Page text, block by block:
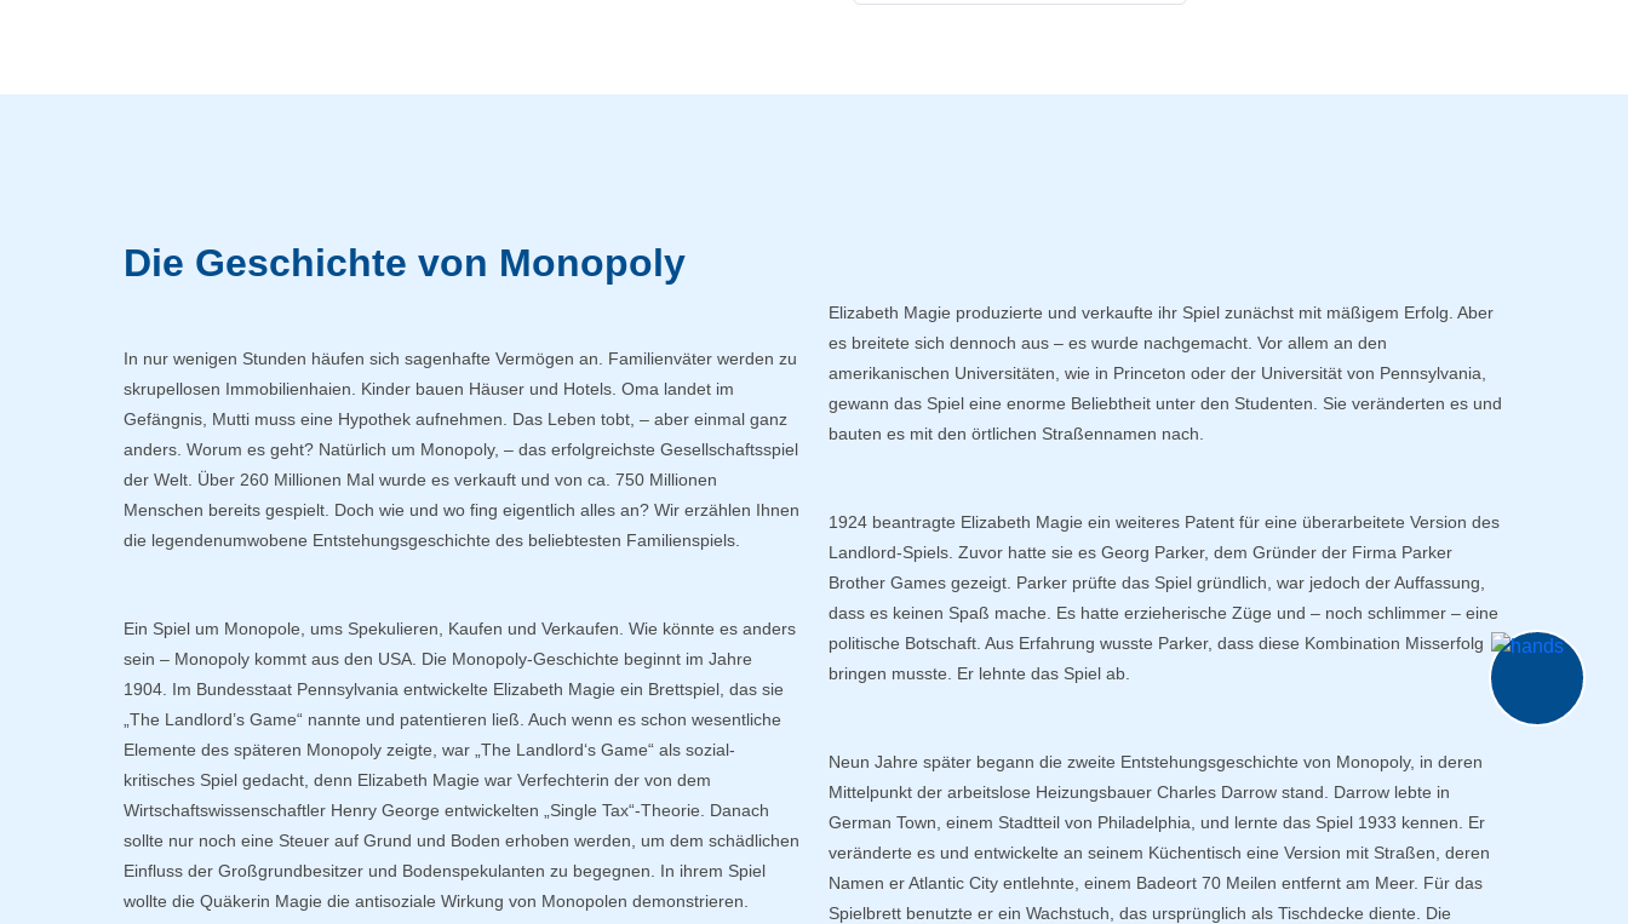
Die Geschichte von Monopoly
In nur wenigen Stunden häufen sich sagenhafte Vermögen an. Familienväter werden zu
skrupellosen Immobilienhaien. Kinder bauen Häuser und Hotels. Oma landet im
Gefängnis, Mutti muss eine Hypothek aufnehmen. Das Leben tobt, – aber einmal ganz
anders. Worum es geht? Natürlich um Monopoly, – das erfolgreichste Gesellschaftsspiel
der Welt. Über 260 Millionen Mal wurde es verkauft und von ca. 750 Millionen
Menschen bereits gespielt. Doch wie und wo fing eigentlich alles an? Wir erzählen Ihnen
die legendenumwobene Entstehungsgeschichte des beliebtesten Familienspiels.
Ein Spiel um Monopole, ums Spekulieren, Kaufen und Verkaufen. Wie könnte es anders
sein – Monopoly kommt aus den USA. Die Monopoly-Geschichte beginnt im Jahre
1904. Im Bundesstaat Pennsylvania entwickelte Elizabeth Magie ein Brettspiel, das sie
„The Landlord’s Game“ nannte und patentieren ließ. Auch wenn es schon wesentliche
Elemente des späteren Monopoly zeigte, war „The Landlord‘s Game“ als sozial-
kritisches Spiel gedacht, denn Elizabeth Magie war Verfechterin der von dem
Wirtschaftswissenschaftler Henry George entwickelten „Single Tax“-Theorie. Danach
sollte nur noch eine Steuer auf Grund und Boden erhoben werden, um dem schädlichen
Einfluss der Großgrundbesitzer und Bodenspekulanten zu begegnen. In ihrem Spiel
wollte die Quäkerin Magie die antisoziale Wirkung von Monopolen demonstrieren.
Elizabeth Magie produzierte und verkaufte ihr Spiel zunächst mit mäßigem Erfolg. Aber
es breitete sich dennoch aus – es wurde nachgemacht. Vor allem an den
amerikanischen Universitäten, wie in Princeton oder der Universität von Pennsylvania,
gewann das Spiel eine enorme Beliebtheit unter den Studenten. Sie veränderten es und
bauten es mit den örtlichen Straßennamen nach.
1924 beantragte Elizabeth Magie ein weiteres Patent für eine überarbeitete Version des
Landlord-Spiels. Zuvor hatte sie es Georg Parker, dem Gründer der Firma Parker
Brother Games gezeigt. Parker prüfte das Spiel gründlich, war jedoch der Auffassung,
dass es keinen Spaß mache. Es hatte erzieherische Züge und – noch schlimmer – eine
politische Botschaft. Aus Erfahrung wusste Parker, dass diese Kombination Misserfolg
bringen musste. Er lehnte das Spiel ab.
Neun Jahre später begann die zweite Entstehungsgeschichte von Monopoly, in deren
Mittelpunkt der arbeitslose Heizungsbauer Charles Darrow stand. Darrow lebte in
German Town, einem Stadtteil von Philadelphia, und lernte das Spiel 1933 kennen. Er
veränderte es und entwickelte an seinem Küchentisch eine Version mit Straßen, deren
Namen er Atlantic City entlehnte, einem Badeort 70 Meilen entfernt am Meer. Für das
Spielbrett benutzte er ein Wachstuch, das ursprünglich als Tischdecke diente. Die